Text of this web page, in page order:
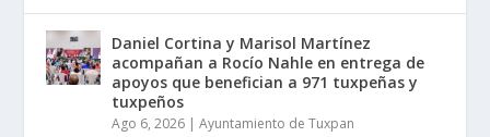
Daniel Cortina y Marisol Martínez
acompañan a Rocío Nahle en entrega de
apoyos que benefician a 971 tuxpeñas y
tuxpeños
Ago 6, 2026 |Ayuntamiento de Tuxpan